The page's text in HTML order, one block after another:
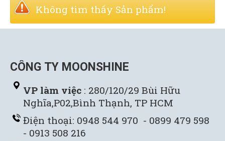
Không tìm thấy Sản phẩm!
CÔNG TY MOONSHINE
VP làm việc : 280/120/29 Bùi Hữu
Nghĩa,P02,Bình Thạnh, TP HCM
Điện thoại: 0948 544 970 - 0899 479 598
- 0913 508 216